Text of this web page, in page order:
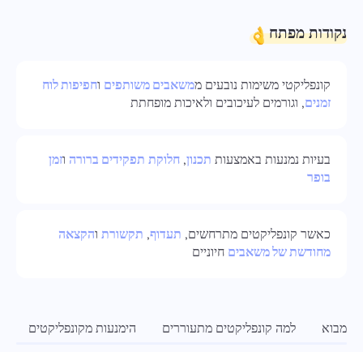
中文 (中国)
Oʻzbek
Türkçe
נקודות מפתח
קונפליקטי משימות נובעים ממשאבים משותפים וחפיפות לוח
זמנים, וגורמים לעיכובים ולאיכות מופחתת
בעיות נמנעות באמצעות תכנון,חלוקת תפקידים ברורה וזמן
בופר
כאשר קונפליקטים מתרחשים, תעדוף, תקשורת והקצאה
מחודשת של משאבים חיוניים
מבוא למה קונפליקטים מתעוררים הימנעות מקונפליקטים
נהל משימות על לוח קנבן, סנן משימות והרחב את הלוח שלך
ניהול פרויקטים
צוות